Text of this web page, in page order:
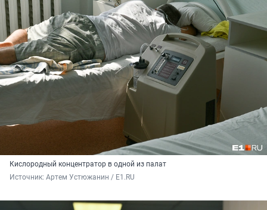
Кислородный концентратор в одной из палат
Источник: Артем Устюжанин / E1.RU